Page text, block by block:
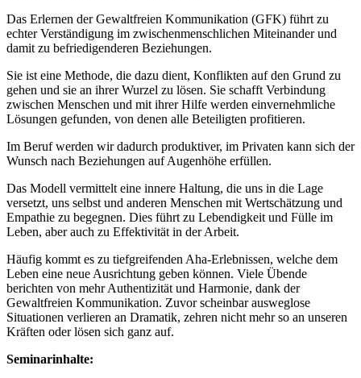
Das Erlernen der Gewaltfreien Kommunikation (GFK) führt zu
echter Verständigung im zwischenmenschlichen Miteinander und
damit zu befriedigenderen Beziehungen.
Sie ist eine Methode, die dazu dient, Konflikten auf den Grund zu
gehen und sie an ihrer Wurzel zu lösen. Sie schafft Verbindung
zwischen Menschen und mit ihrer Hilfe werden einvernehmliche
Lösungen gefunden, von denen alle Beteiligten profitieren.
Im Beruf werden wir dadurch produktiver, im Privaten kann sich der
Wunsch nach Beziehungen auf Augenhöhe erfüllen.
Das Modell vermittelt eine innere Haltung, die uns in die Lage
versetzt, uns selbst und anderen Menschen mit Wertschätzung und
Empathie zu begegnen. Dies führt zu Lebendigkeit und Fülle im
Leben, aber auch zu Effektivität in der Arbeit.
Häufig kommt es zu tiefgreifenden Aha-Erlebnissen, welche dem
Leben eine neue Ausrichtung geben können. Viele Übende
berichten von mehr Authentizität und Harmonie, dank der
Gewaltfreien Kommunikation. Zuvor scheinbar ausweglose
Situationen verlieren an Dramatik, zehren nicht mehr so an unseren
Kräften oder lösen sich ganz auf.
Seminarinhalte: